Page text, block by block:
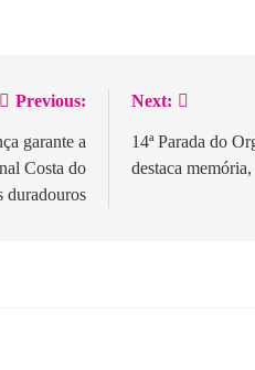
Previous:
garante a
Costa do
duradouros
Next:
14ª Parada do
destaca